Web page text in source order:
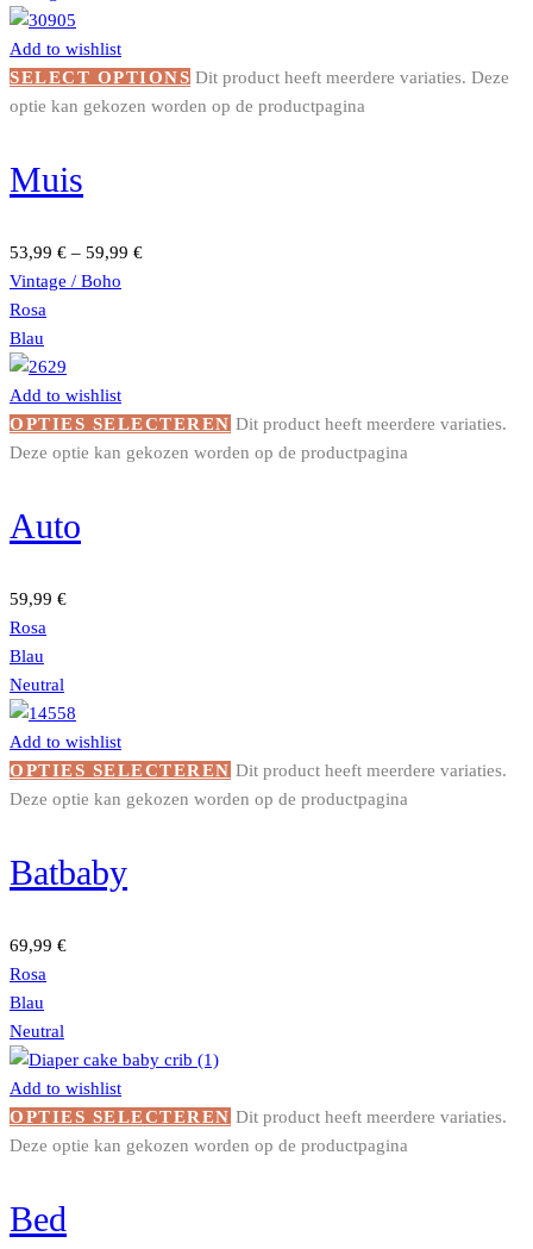
Add to wishlist
SELECT OPTIONS Dit product heeft meerdere variaties. Deze
optie kan gekozen worden op de productpagina
Muis
53,99 € – 59,99 €
Vintage / Boho
Rosa
Blau
Add to wishlist
OPTIES SELECTEREN Dit product heeft meerdere variaties.
Deze optie kan gekozen worden op de productpagina
Auto
59,99 €
Rosa
Blau
Neutral
Add to wishlist
OPTIES SELECTEREN Dit product heeft meerdere variaties.
Deze optie kan gekozen worden op de productpagina
Batbaby
69,99 €
Rosa
Blau
Neutral
Add to wishlist
OPTIES SELECTEREN Dit product heeft meerdere variaties.
Deze optie kan gekozen worden op de productpagina
Bed